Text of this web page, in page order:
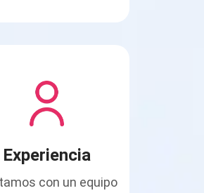
Experiencia
con un equipo